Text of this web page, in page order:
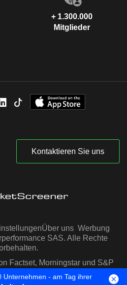
+ 1.300.000
Mitglieder
Kontaktieren Sie uns
Über uns Werbung
SAS. Alle Rechte
Factset, Morningstar und S&P
Verfügung gestellt
Unternehmen - am Tag ihrer